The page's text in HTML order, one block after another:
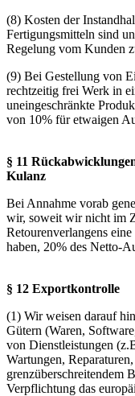
(8) Kosten der
Fertigungsmitteln sind
Regelung vom Kunden
(9) Bei Gestellung von
rechtzeitig frei Werk in
uneingeschränkte
von 10% für etwaigen
§ 11
Kulanz
Bei Annahme vorab
wir, soweit wir nicht im
Retourenverlangens
haben, 20% des Netto-
§ 12 Exportkontrolle
(1) Wir weisen darauf
Gütern (Waren,
von Dienstleistungen
Wartungen,
grenzüberschreitendem
Verpflichtung das